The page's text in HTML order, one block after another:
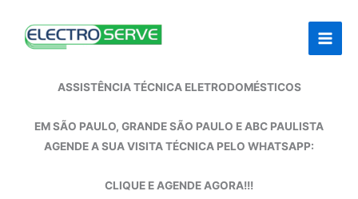
ASSISTÊNCIA TÉCNICA ELETRODOMÉSTICOS
EM SÃO PAULO, GRANDE SÃO PAULO E ABC PAULISTA
AGENDE A SUA VISITA TÉCNICA PELO WHATSAPP:
CLIQUE E AGENDE AGORA!!!